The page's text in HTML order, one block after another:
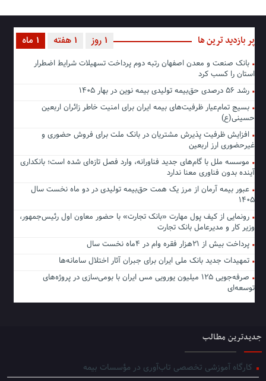
پر بازدید ترین ها 1 ماه 1 هفته 1 روز
بانک صنعت و معدن اصفهان رتبه دوم پرداخت تسهیلات شرایط اضطرار
استان را کسب کرد
رشد ۵۶ درصدی حق‌بیمه تولیدی بیمه نوین در بهار ۱۴۰۵
بسیج تمام‌عیار ظرفیت‌های بیمه ایران برای امنیت خاطر زائران اربعین
حسینی(ع)
افزایش ظرفیت پذیرش مشتریان در بانک ملت برای فروش حضوری و
غیرحضوری ارز اربعین
موسسه ملل با گام‌های جدید فناورانه، وارد فصل تازه‌ای شده است؛ بانکداری
آینده بدون فناوری معنا ندارد
عبور بیمه آرمان از مرز یک همت حق‌بیمه تولیدی در دو ماه نخست سال
۱۴۰۵
رونمایی از کیف پول مهارت «بانک تجارت» با حضور معاون اول رئیس‌جمهور،
وزیر کار و مدیرعامل بانک تجارت
پرداخت بیش از ۲۱هزار فقره وام در ۴ماه نخست سال
تمهیدات جدید بانک ملی ایران برای جبران آثار اختلال سامانه‌ها
صرفه‌جویی ۱۲۵ میلیون یورویی مس ایران با بومی‌سازی در پروژه‌های
توسعه‌ای
جدیدترین مطالب
کارگاه آموزشی تخصصی تاب‌آوری در مؤسسات بیمه